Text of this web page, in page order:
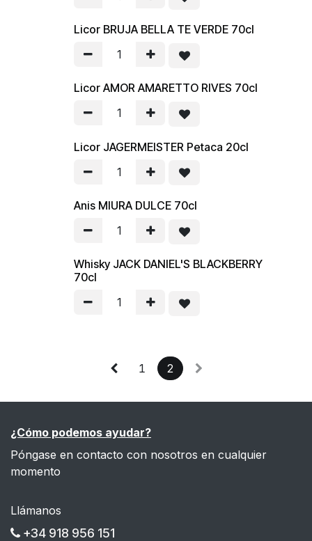
Licor BRUJA BELLA TE VERDE 70cl
Licor AMOR AMARETTO RIVES 70cl
Licor JAGERMEISTER Petaca 20cl
Anis MIURA DULCE 70cl
Whisky JACK DANIEL'S BLACKBERRY
70cl
1 2
¿Cómo podemos ayudar?
Póngase en contacto con nosotros en cualquier
momento
Llámanos
+34 918 956 151